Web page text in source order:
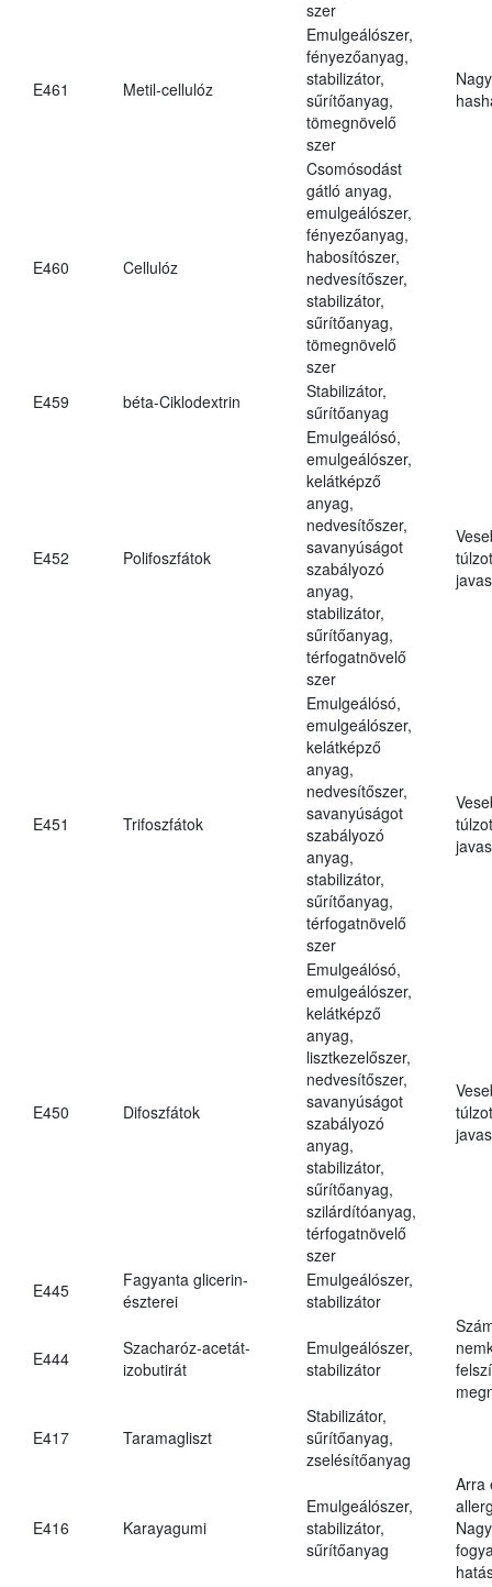
szer
E461 Metil-cellulóz
Emulgeálószer,
fényezőanyag,
stabilizátor,
sűrítőanyag,
tömegnövelő
szer
E460 Cellulóz
Csomósodást
gátló anyag,
emulgeálószer,
fényezőanyag,
habosítószer,
nedvesítőszer,
stabilizátor,
sűrítőanyag,
tömegnövelő
szer
E459
béta-Ciklodextrin
Stabilizátor,
sűrítőanyag
E452 Polifoszfátok
Emulgeálósó,
emulgeálószer,
kelátképző
anyag,
nedvesítőszer,
savanyúságot
szabályozó
anyag,
stabilizátor,
sűrítőanyag,
térfogatnövelő
szer
E451 Trifoszfátok
Emulgeálósó,
emulgeálószer,
kelátképző
anyag,
nedvesítőszer,
savanyúságot
szabályozó
anyag,
stabilizátor,
sűrítőanyag,
térfogatnövelő
szer
E450 Difoszfátok
Emulgeálósó,
emulgeálószer,
kelátképző
anyag,
lisztkezelőszer,
nedvesítőszer,
savanyúságot
szabályozó
anyag,
stabilizátor,
sűrítőanyag,
szilárdítóanyag,
térfogatnövelő
szer
E445
Fagyanta glicerin-
észterei
Emulgeálószer,
stabilizátor
E444
Szacharóz-acetát-
izobutirát
Emulgeálószer,
stabilizátor
E417 Taramagliszt
Stabilizátor,
sűrítőanyag,
zselésítőanyag
E416 Karayagumi
Emulgeálószer,
stabilizátor,
sűrítőanyag
Arra